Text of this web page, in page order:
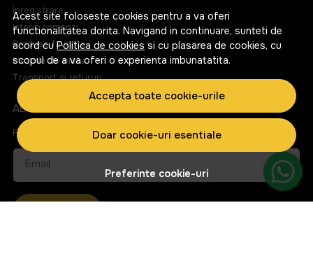
Acest site foloseste cookies pentru a va oferi
functionalitatea dorita. Navigand in continuare, sunteti de
acord cuPolitica de cookies si cu plasarea de cookies, cu
scopul de a va oferi o experienta imbunatatita.
Accepta toate cookie-urile
Doar cookie-uri esentiale
Preferinte cookie-uri
Inregistrare
Istoric comenzi
Produse favorite
Metode de plata
Transport si retururi
ABONEAZA-TE LA NEWSLETTER
Fii la curent cu toate promotiile si produsele noi din shop!
Email